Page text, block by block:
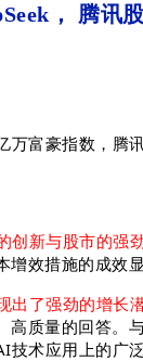
， 腾讯
富豪指数，腾
新与股市的强
增效措施的成效
了强劲的增长潜
高质量的回答
术应用上的广